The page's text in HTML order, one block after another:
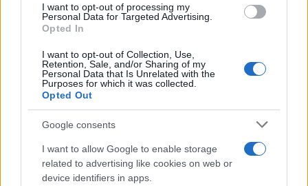
I want to opt-out of processing my
Personal Data for Targeted Advertising.
Opted In
I want to opt-out of Collection, Use,
Retention, Sale, and/or Sharing of my
Personal Data that Is Unrelated with the
Purposes for which it was collected.
Opted Out
Google consents
I want to allow Google to enable storage
related to advertising like cookies on web or
device identifiers in apps.
campo del welfare e del lavoro. Molte sono le
assonanze e probabilmente anche i legami che il
loro contemporaneo Francesco Zanardi, il primo
sindaco socialista della nostra città, al quale nel
dopo guerra seguirono tra gli altri figure come
Dozza e Zangheri, citate nel suo video. Mamdani si
è più volte definito un Sindaco socialista e sta
portando avanti scelte molto forti nel campo della
redistribuzione fiscaleper ridurre le